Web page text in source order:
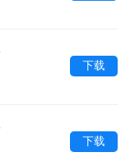
下载
下载